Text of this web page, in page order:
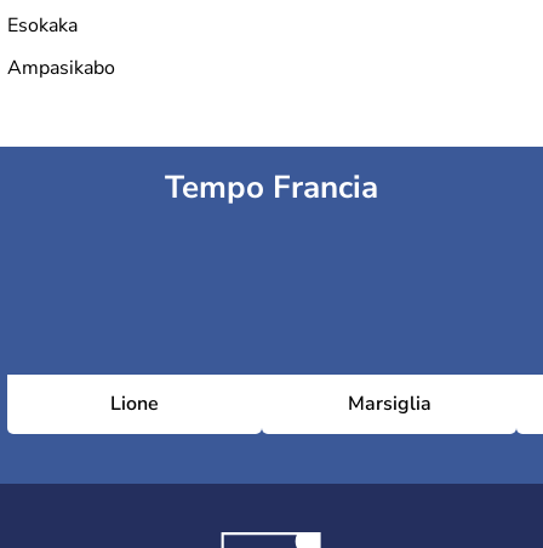
Esokaka
Ampasikabo
Tempo Francia
Lione Marsiglia